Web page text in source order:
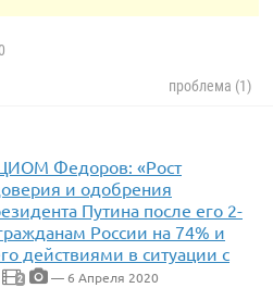
проблема (1)
Федоров: «Рост
и одобрения
Путина после его 2-
России на 74% и
действиями в ситуации с
2 — 6 Апреля 2020